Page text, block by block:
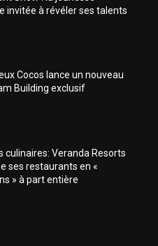
invitée à révéler ses talents
Cocos lance un nouveau
Building exclusif
culinaires: Veranda Resorts
ses restaurants en «
» à part entière